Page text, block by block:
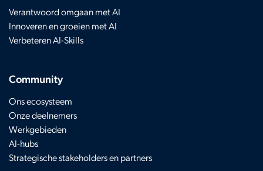
Verantwoord omgaan met AI
Innoveren en groeien met AI
Verbeteren AI-Skills
Community
Ons ecosysteem
Onze deelnemers
Werkgebieden
AI-hubs
Strategische stakeholders en partners